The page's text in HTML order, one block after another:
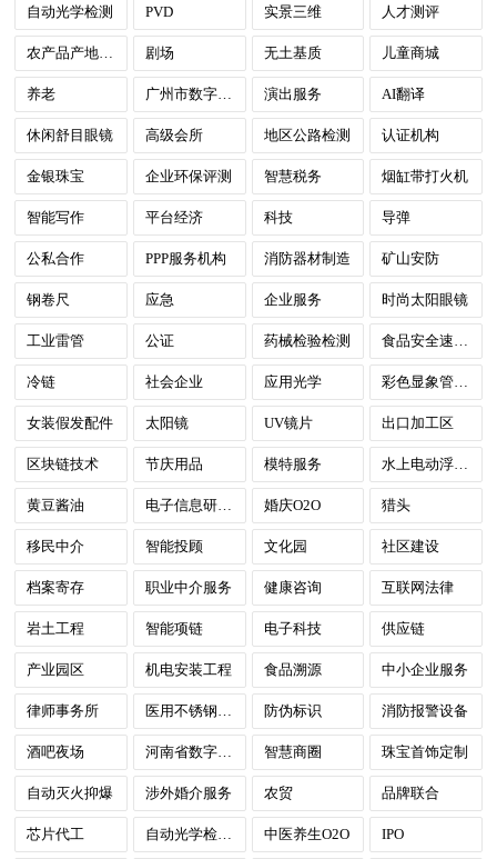
自动光学检测 PVD 实景三维 人才测评
剧场 无土基质 儿童商城
养老 广州市数字政府 演出服务 AI翻译
休闲舒目眼镜 高级会所 地区公路检测 认证机构
金银珠宝 企业环保评测 智慧税务 烟缸带打火机
智能写作 平台经济 科技 导弹
公私合作 PPP服务机构 消防器材制造 矿山安防
钢卷尺 应急 企业服务 时尚太阳眼镜
工业雷管 公证 药械检验检测
冷链 社会企业 应用光学
女装假发配件 太阳镜 UV镜片 出口加工区
区块链技术 节庆用品 模特服务
黄豆酱油 电子信息研发中心 婚庆O2O 猎头
移民中介 智能投顾 文化园 社区建设
档案寄存 职业中介服务 健康咨询 互联网法律
岩土工程 智能项链 电子科技 供应链
产业园区 机电安装工程 食品溯源 中小企业服务
律师事务所 防伪标识 消防报警设备
酒吧夜场 河南省数字政府 智慧商圈 珠宝首饰定制
自动灭火抑爆 涉外婚介服务 农贸 品牌联合
芯片代工 自动光学检测设备（AOI） 中医养生O2O IPO